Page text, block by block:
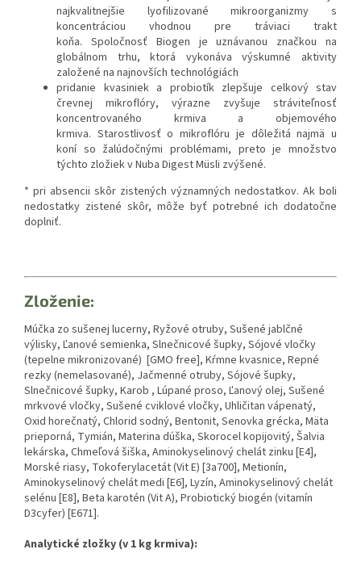
najkvalitnejšie lyofilizované mikroorganizmy s
koncentráciou vhodnou pre tráviaci trakt
koňa. Spoločnosť Biogen je uznávanou značkou na
globálnom trhu, ktorá vykonáva výskumné aktivity
založené na najnovších technológiách
pridanie kvasiniek a probiotík zlepšuje celkový stav
črevnej mikroflóry, výrazne zvyšuje stráviteľnosť
koncentrovaného krmiva a objemového
krmiva. Starostlivosť o mikroflóru je dôležitá najmä u
koní so žalúdočnými problémami, preto je množstvo
týchto zložiek v Nuba Digest Müsli zvýšené.
* pri absencii skôr zistených významných nedostatkov. Ak boli
nedostatky zistené skôr, môže byť potrebné ich dodatočne
doplniť.
Zloženie:
Múčka zo sušenej lucerny, Ryžové otruby, Sušené jablčné
výlisky, Ľanové semienka, Slnečnicové šupky, Sójové vločky
(tepelne mikronizované) [GMO free], Kŕmne kvasnice, Repné
rezky (nemelasované), Jačmenné otruby, Sójové šupky,
Slnečnicové šupky, Karob , Lúpané proso, Ľanový olej, Sušené
mrkvové vločky, Sušené cviklové vločky, Uhličitan vápenatý,
Oxid horečnatý, Chlorid sodný, Bentonit, Senovka grécka, Mäta
prieporná, Tymián, Materina dúška, Skorocel kopijovitý, Šalvia
lekárska, Chmeľová šiška, Aminokyselinový chelát zinku [E4],
Morské riasy, Tokoferylacetát (Vit E) [3a700], Metionín,
Aminokyselinový chelát medi [E6], Lyzín, Aminokyselinový chelát
selénu [E8], Beta karotén (Vit A), Probiotický biogén (vitamín
D3cyfer) [E671].
Analytické zložky (v 1 kg krmiva):